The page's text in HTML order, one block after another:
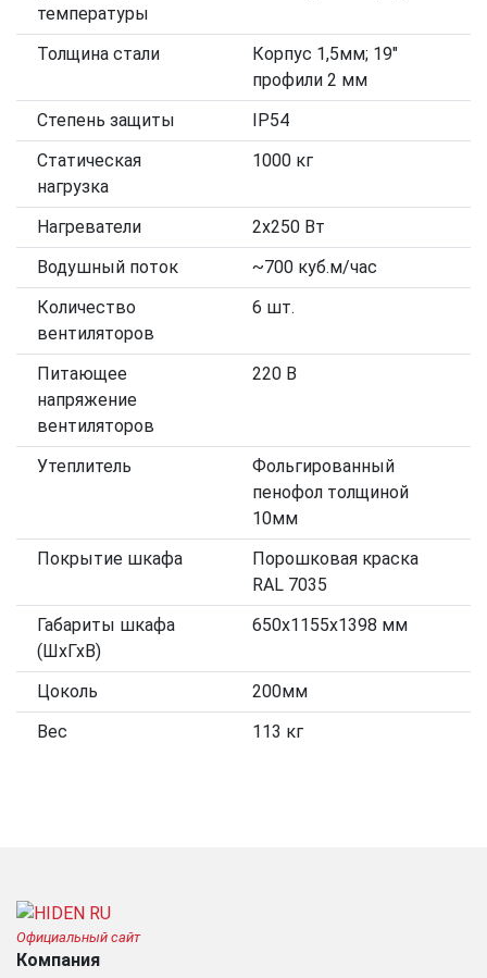
температуры
Толщина стали
Корпус 1,5мм; 19"
профили 2 мм
Степень защиты
IP54
Статическая
нагрузка
1000 кг
Нагреватели
2x250 Вт
Водушный поток
~700 куб.м/час
Количество
вентиляторов
6 шт.
Питающее
напряжение
вентиляторов
220 В
Утеплитель
Фольгированный
пенофол толщиной
10мм
Покрытие шкафа
Порошковая краска
RAL 7035
Габариты шкафа
(ШхГхВ)
650х1155х1398 мм
Цоколь
200мм
Вес
113 кг
Официальный сайт
Компания